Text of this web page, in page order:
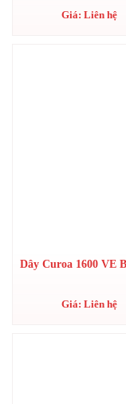
Giá: Liên hệ
Dây Curoa 1600 VE
Giá: Liên hệ